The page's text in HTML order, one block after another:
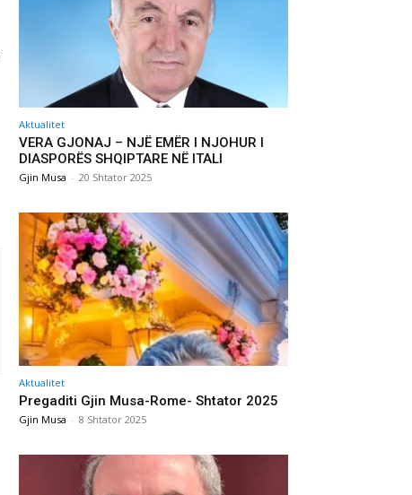
Aktualitet
VERA GJONAJ – NJË EMËR I NJOHUR I
DIASPORËS SHQIPTARE NË ITALI
Gjin Musa - 20 Shtator 2025
Aktualitet
Pregaditi Gjin Musa-Rome- Shtator 2025
Gjin Musa - 8 Shtator 2025